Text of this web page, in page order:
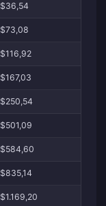
$36,54
$73,08
$116,92
$167,03
$250,54
$501,09
$584,60
$835,14
$1.169,20